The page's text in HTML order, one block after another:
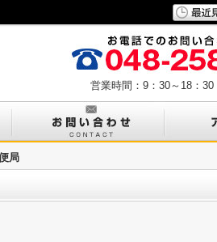
営業時間：9：30～18：30
局